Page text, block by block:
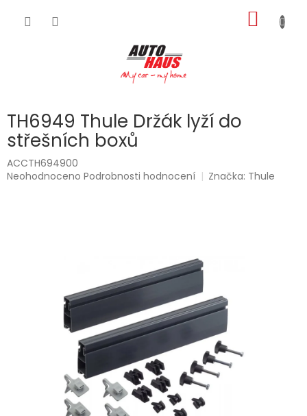
KOŠÍK
TH6949 Thule Držák lyží do
střešních boxů
ACCTH694900
Průměrné
Neohodnoceno Podrobnosti hodnocení Značka: Thule